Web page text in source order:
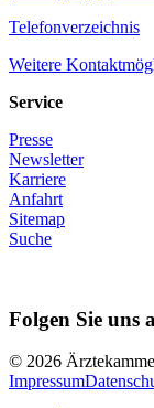
Telefonverzeichnis
Weitere
Service
Presse
Newsletter
Karriere
Anfahrt
Sitemap
Suche
Folgen Sie uns
© 2026
Impressum